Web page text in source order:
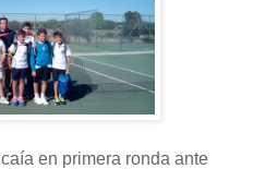
caía en primera ronda ante